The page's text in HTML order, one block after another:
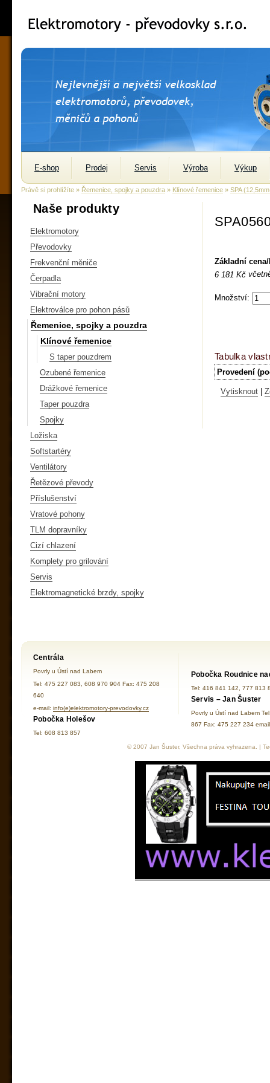
E-shop Prodej Servis Výroba Výkup
Právě si prohlížíte » Řemenice, spojky a pouzdra » Klínové řemenice » SPA
Naše produkty
Elektromotory
Převodovky
Frekvenční měniče
Čerpadla
Vibrační motory
Elektroválce pro pohon pásů
Řemenice, spojky a pouzdra
Klínové řemenice
S taper pouzdrem
Ozubené řemenice
Drážkové řemenice
Taper pouzdra
Spojky
Ložiska
Softstartéry
Ventilátory
Řetězové převody
Příslušenství
Vratové pohony
TLM dopravníky
Cizí chlazení
Komplety pro grilování
Servis
Elektromagnetické brzdy, spojky
Základní
6 181 Kč
Množství:
Tabulka
Provedení
Vytisknout
Centrála
Povrly u Ústí nad Labem
Tel: 475 227 083, 608 970 904 Fax: 475 208
640
e-mail: info(e)elektromotory-prevodovky.cz
Pobočka Holešov
Tel: 608 813 857
Pobočka Roudnice
Tel: 416 841 142, 777 813
Servis – Jan Šuster
Povrly u Ústí nad Labem
867 Fax: 475 227 234
© 2007 Jan Šuster, Všechna práva vyhrazena. |